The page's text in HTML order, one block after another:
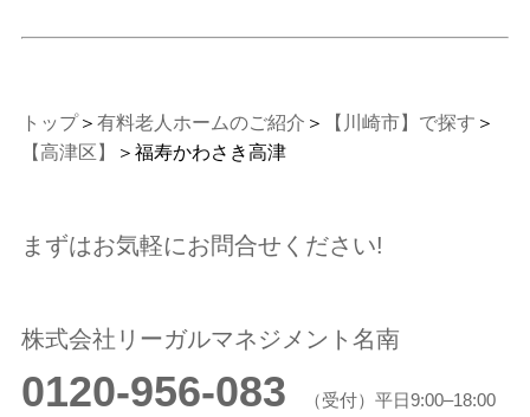
トップ＞ 有料老人ホームのご紹介 ＞ 【川崎市】で探す ＞
【高津区】
＞福寿かわさき高津
まずはお気軽にお問合せください!
株式会社リーガルマネジメント名南
0120-956-083 （受付）平日9:00–18:00